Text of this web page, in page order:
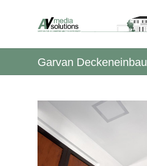
Garvan Deckeneinbau